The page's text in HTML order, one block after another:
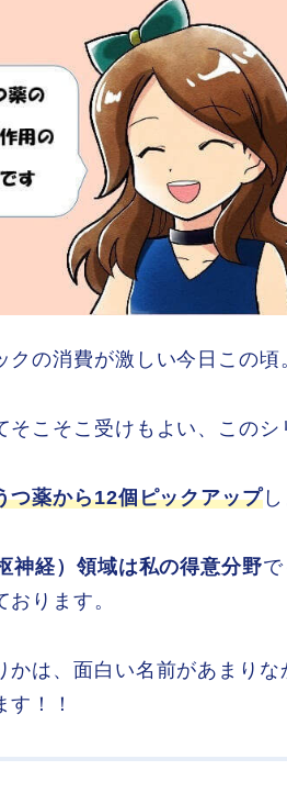
クの消費が激しい今日この頃
そこそこ受けもよい、この
つ薬から12個ピックアップし
神経）領域は私の得意分野
おります。
かは、面白い名前があまり
す！！